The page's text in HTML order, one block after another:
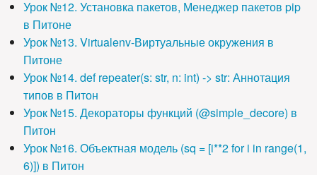
Урок №12. Установка пакетов, Менеджер пакетов pip
в Питоне
Урок №13. Virtualenv-Виртуальные окружения в
Питоне
Урок №14. def repeater(s: str, n: int) -> str: Аннотация
типов в Питон
Урок №15. Декораторы функций (@simple_decore) в
Питон
Урок №16. Объектная модель (sq = [i**2 for i in range(1,
6)]) в Питон